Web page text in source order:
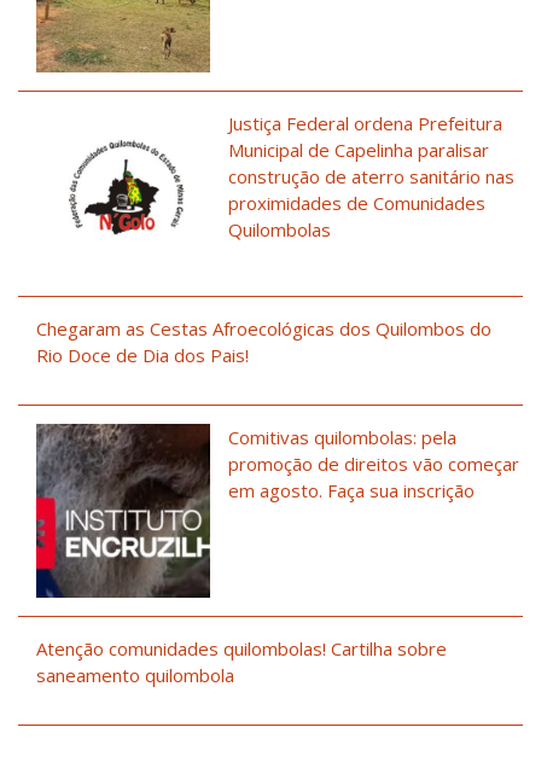
Justiça Federal ordena Prefeitura
Municipal de Capelinha paralisar
construção de aterro sanitário nas
proximidades de Comunidades
Quilombolas
Chegaram as Cestas Afroecológicas dos Quilombos do
Rio Doce de Dia dos Pais!
Comitivas quilombolas: pela
promoção de direitos vão começar
em agosto. Faça sua inscrição
Atenção comunidades quilombolas! Cartilha sobre
saneamento quilombola